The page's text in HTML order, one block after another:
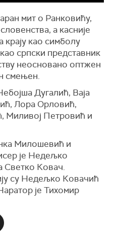
мит о Ранковићу,
а касније
крају као симболу
српски представник
неосновано оптжен
смењен.
Дугалић, Ваја
Лора Орловић,
Миливој Петровић и
Милошевић и
је Недељко
Светко Ковач.
су Недељко Ковачић
је Тихомир